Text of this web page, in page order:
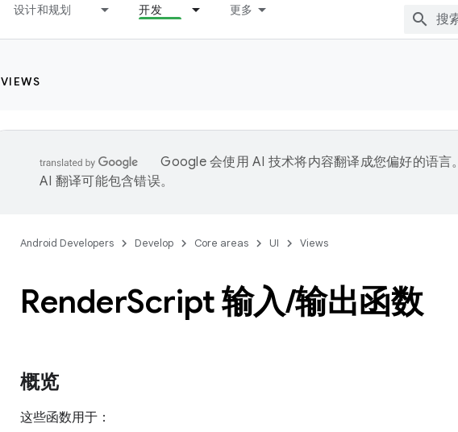
设计和规划 开发 更多
VIEWS
Google 会使用 AI 技术将内容翻译成您偏好的语言。
AI 翻译可能包含错误。
Android Developers Develop Core areas UI Views
RenderScript 输入/输出函数
概览
这些函数用于：